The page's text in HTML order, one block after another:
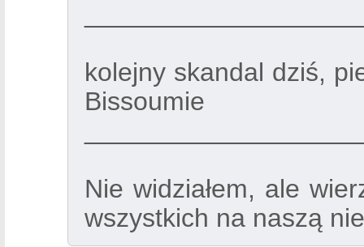
kolejny skandal dziś,
Bissoumie
Nie widziałem, ale
wszystkich na naszą